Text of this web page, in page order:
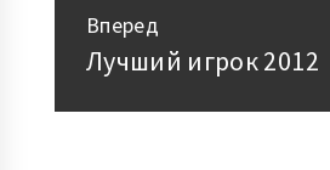
записям
Вперед
Следующая
Лучший игрок 2012